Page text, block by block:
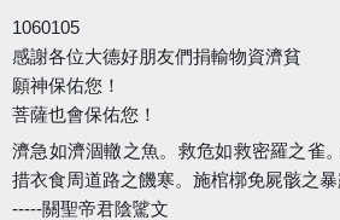
1060105
感謝各位大德好朋友們捐輸物資濟貧
願神保佑您！
菩薩也會保佑您！
濟急如濟涸轍之魚。救危如救密羅之雀
措衣食周道路之饑寒。施棺槨免屍骸之暴
-----關聖帝君陰騭文